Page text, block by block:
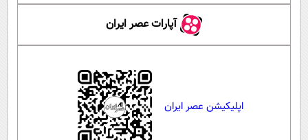
آپارات عصر ایران
اپلیکیشن عصر ایران